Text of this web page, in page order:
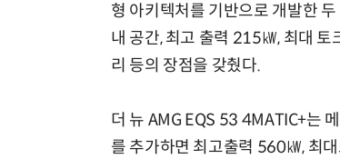
형 아키텍처를 기반으로 개발한
내 공간, 최고 출력 215㎾, 최대
리 등의 장점을 갖췄다.
더 뉴 AMG EQS 53 4MATIC+는
를 추가하면 최고출력 560㎾, 최